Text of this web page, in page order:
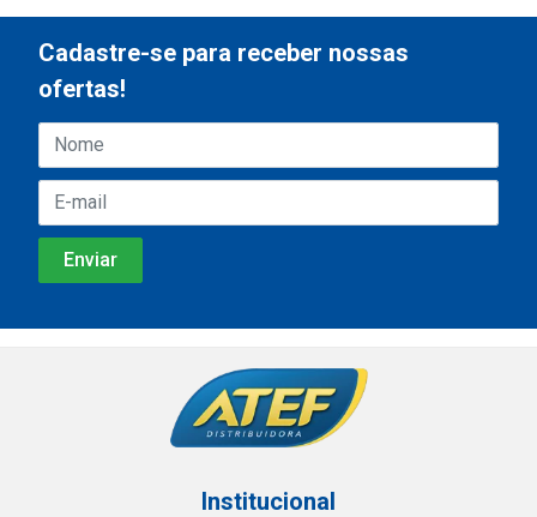
Cadastre-se para receber nossas
ofertas!
Institucional